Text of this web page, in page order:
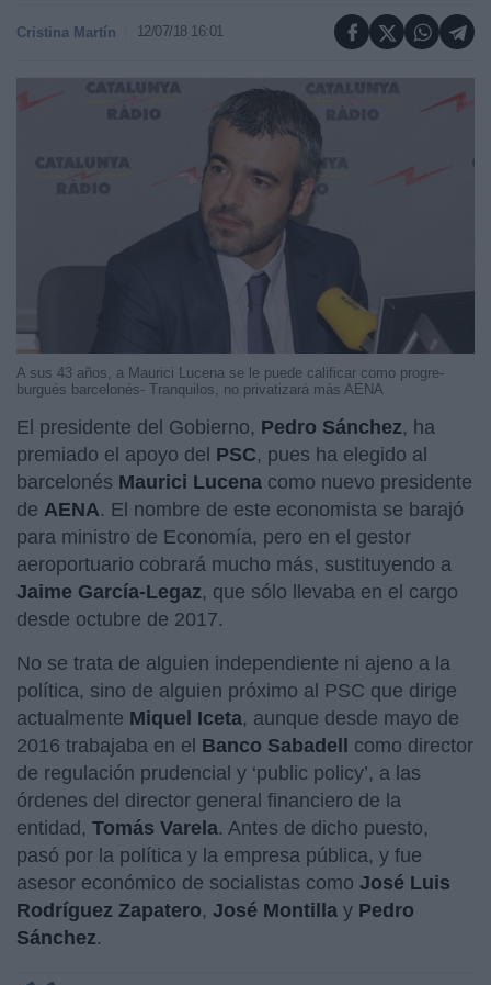
Cristina Martín 12/07/18 16:01
A sus 43 años, a Maurici Lucena se le puede calificar como progre-
burgués barcelonés- Tranquilos, no privatizará más AENA
El presidente del Gobierno, Pedro Sánchez, ha
premiado el apoyo del PSC, pues ha elegido al
barcelonés Maurici Lucena como nuevo presidente
de AENA. El nombre de este economista se barajó
para ministro de Economía, pero en el gestor
aeroportuario cobrará mucho más, sustituyendo a
Jaime García-Legaz, que sólo llevaba en el cargo
desde octubre de 2017.
No se trata de alguien independiente ni ajeno a la
política, sino de alguien próximo al PSC que dirige
actualmente Miquel Iceta, aunque desde mayo de
2016 trabajaba en el Banco Sabadell como director
de regulación prudencial y ‘public policy’, a las
órdenes del director general financiero de la
entidad, Tomás Varela. Antes de dicho puesto,
pasó por la política y la empresa pública, y fue
asesor económico de socialistas como José Luis
Rodríguez Zapatero, José Montilla y Pedro
Sánchez.